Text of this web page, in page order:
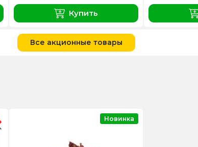
Купить
Все акционные товары
Новинка